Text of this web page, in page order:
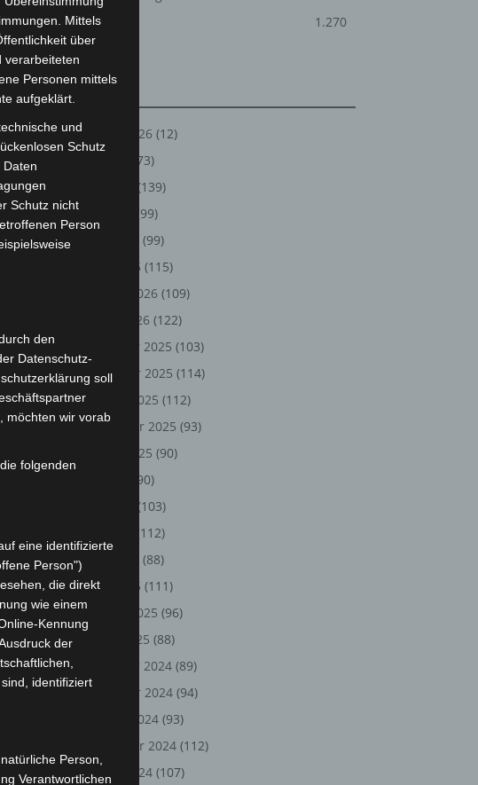
in
Welt
1.270
August 2026 (12)
(73)
(139)
(99)
(99)
März 2026 (115)
Februar 2026 (109)
Januar 2026 (122)
Dezember 2025 (103)
November 2025 (114)
Oktober 2025 (112)
September 2025 (93)
August 2025 (90)
(90)
(103)
(112)
April 2025
(88)
März 2025 (111)
Februar 2025 (96)
Januar 2025 (88)
Dezember 2024 (89)
November 2024 (94)
Oktober 2024 (93)
September 2024 (112)
August 2024 (107)
Mittels
über
verarbeiteten
Personen mittels
aufgeklärt.
und
Schutz
Schutz nicht
Person
den
Datenschutz-
soll
möchten wir vorab
folgenden
eine identifizierte
Person")
die direkt
wie einem
Kennung
der
identifiziert
Person,
Verantwortlichen